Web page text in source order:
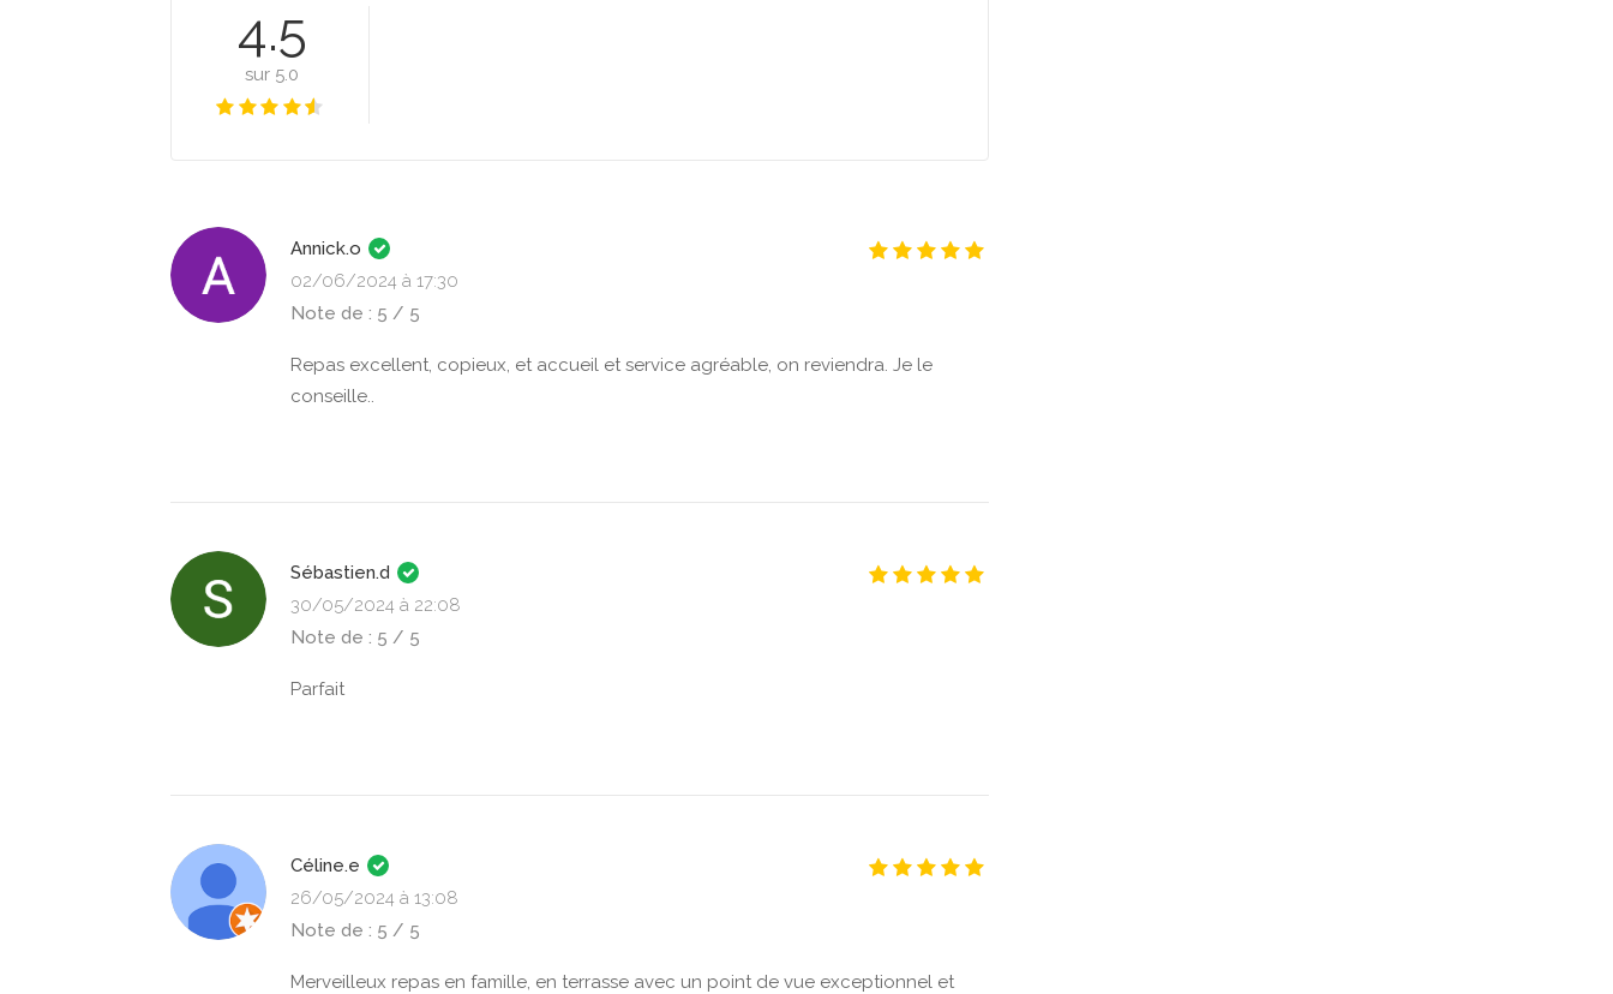
4.5
sur 5.0
Annick.o
02/06/2024 à 17:30
Note de : 5 / 5
Repas excellent, copieux, et accueil et service agréable, on reviendra. Je le
conseille..
Sébastien.d
30/05/2024 à 22:08
Note de : 5 / 5
Parfait
Céline.e
26/05/2024 à 13:08
Note de : 5 / 5
Merveilleux repas en famille, en terrasse avec un point de vue exceptionnel et